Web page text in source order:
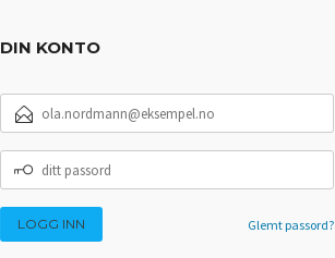
DIN KONTO
POSTADRESSE
PASSORD
Glemt passord?